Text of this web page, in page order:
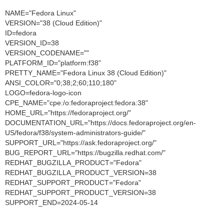
NAME="Fedora Linux"
VERSION="38 (Cloud Edition)"
ID=fedora
VERSION_ID=38
VERSION_CODENAME=""
PLATFORM_ID="platform:f38"
PRETTY_NAME="Fedora Linux 38 (Cloud Edition)"
ANSI_COLOR="0;38;2;60;110;180"
LOGO=fedora-logo-icon
CPE_NAME="cpe:/o:fedoraproject:fedora:38"
HOME_URL="https://fedoraproject.org/"
DOCUMENTATION_URL="https://docs.fedoraproject.org/en-
US/fedora/f38/system-administrators-guide/"
SUPPORT_URL="https://ask.fedoraproject.org/"
BUG_REPORT_URL="https://bugzilla.redhat.com/"
REDHAT_BUGZILLA_PRODUCT="Fedora"
REDHAT_BUGZILLA_PRODUCT_VERSION=38
REDHAT_SUPPORT_PRODUCT="Fedora"
REDHAT_SUPPORT_PRODUCT_VERSION=38
SUPPORT_END=2024-05-14